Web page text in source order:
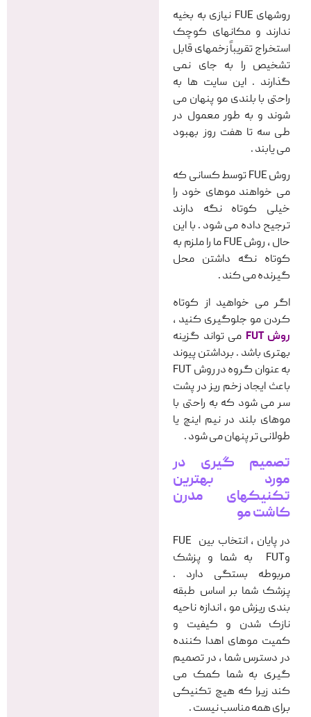
روشهای FUE نیازی به بخیه
ندارند و مکانهای کوچک
استخراج تقریباً زخمهای قابل
تشخیص را به جای نمی
گذارند . این سایت ها به
راحتی با بلندی مو پنهان می
شوند و به طور معمول در
طی سه تا هفت روز بهبود
می یابند .
روش FUE توسط کسانی که
می خواهند موهای خود را
خیلی کوتاه نگه دارند
ترجیح داده می شود . با این
حال ، روش FUE ما را ملزم به
کوتاه نگه داشتن محل
گیرنده می کند .
اگر می خواهید از کوتاه
کردن مو جلوگیری کنید ،
روش FUT
می تواند گزینه
بهتری باشد . برداشتن پیوند
به عنوان گروه در روش FUT
باعث ایجاد زخم ریز در پشت
سر می شود که به راحتی با
موهای بلند در نیم اینچ یا
طولانی تر پنهان می شود .
تصمیم گیری در
مورد بهترین
تکنیکهای مدرن
کاشت مو
در پایان ، انتخاب بین FUE
وFUT به شما و پزشک
مربوطه بستگی دارد .
پزشک شما بر اساس طبقه
بندی ریزش مو ، اندازه ناحیه
نازک شدن و کیفیت و
کمیت موهای اهدا کننده
در دسترس شما ، در تصمیم
گیری به شما کمک می
کند زیرا که هیچ تکنیکی
برای همه مناسب نیست .